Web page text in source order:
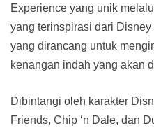
Experience yang unik
yang terinspirasi dari
yang dirancang untuk
kenangan indah yang akan
Dibintangi oleh karakter
Friends, Chip ‘n Dale, dan